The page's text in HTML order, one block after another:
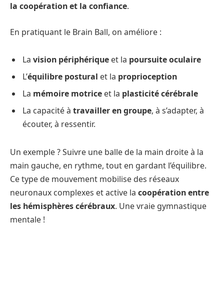
la coopération et la confiance.
En pratiquant le Brain Ball, on améliore :
La vision périphérique et la poursuite oculaire
L’équilibre postural et la proprioception
La mémoire motrice et la plasticité cérébrale
La capacité à travailler en groupe, à s’adapter, à
écouter, à ressentir.
Un exemple ? Suivre une balle de la main droite à la
main gauche, en rythme, tout en gardant l’équilibre.
Ce type de mouvement mobilise des réseaux
neuronaux complexes et active la coopération entre
les hémisphères cérébraux. Une vraie gymnastique
mentale !